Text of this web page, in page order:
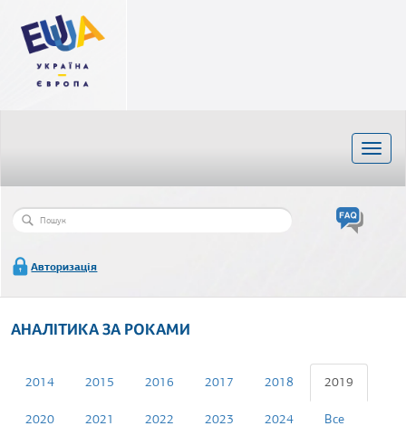
основного
матеріалу
Toggle
Пошукова
форма
Авторизація
АНАЛІТИКА ЗА РОКАМИ
Первинні
вкладки
2014 2015 2016 2017 2018 2019
вкладка)
2020
2021 2022 2023 2024 Все